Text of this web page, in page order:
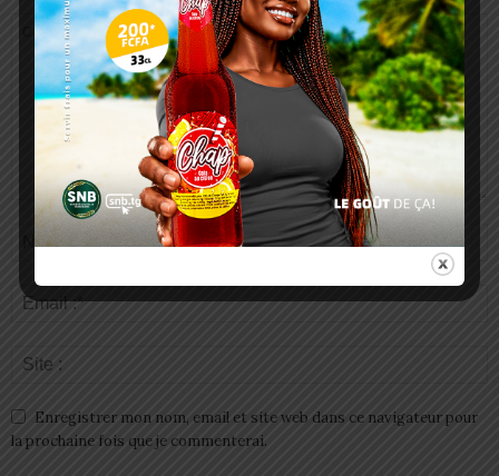
Enregistrer mon nom, email et site web dans ce navigateur pour
la prochaine fois que je commenterai.